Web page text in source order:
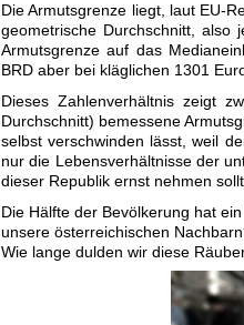
Die Armutsgrenze liegt, laut EU-
geometrische Durchschnitt, also
Armutsgrenze auf das
BRD aber bei kläglichen 1301
Dieses Zahlenverhältnis zeigt
Durchschnitt) bemessene
selbst verschwinden lässt, weil
nur die Lebensverhältnisse der
dieser Republik ernst nehmen
Die Hälfte der Bevölkerung hat
unsere österreichischen
Wie lange dulden wir diese